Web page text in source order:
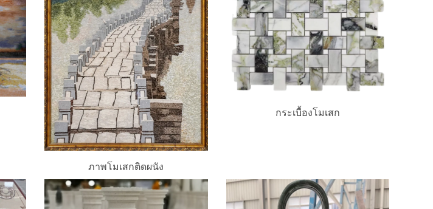
ภาพโมเสกติดผนัง
กระเบื้องโมเสก